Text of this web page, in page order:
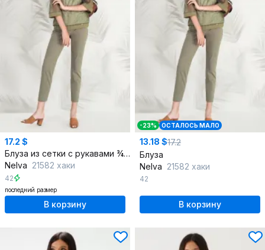
17.2 $
Блуза из сетки с рукавами ¾ для повседневного стиля
Nelva 21582 хаки
42
последний размер
В корзину
-23% ОСТАЛОСЬ МАЛО
13.18 $17.2
Блуза
Nelva 21582 хаки
42
В корзину